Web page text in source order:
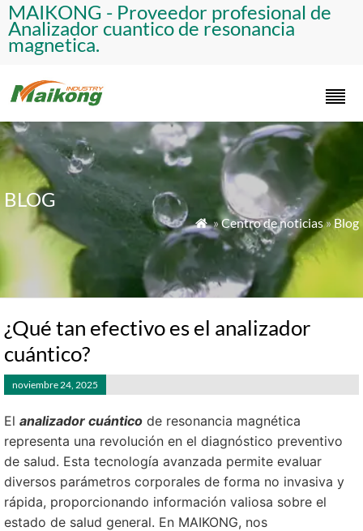
​MAIKONG - Proveedor profesional de
Analizador cuantico de resonancia
magnetica.​
BLOG
 »Centro de noticias»Blog
¿Qué tan efectivo es el analizador
cuántico?
noviembre 24, 2025
El analizador cuántico de resonancia magnética
representa una revolución en el diagnóstico preventivo
de salud. Esta tecnología avanzada permite evaluar
diversos parámetros corporales de forma no invasiva y
rápida, proporcionando información valiosa sobre el
estado de salud general. En MAIKONG, nos